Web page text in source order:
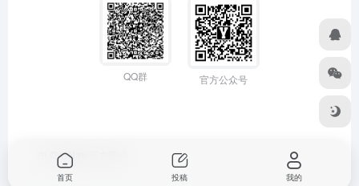
QQ群 官方公众号
OneNav
首页 投稿 我的